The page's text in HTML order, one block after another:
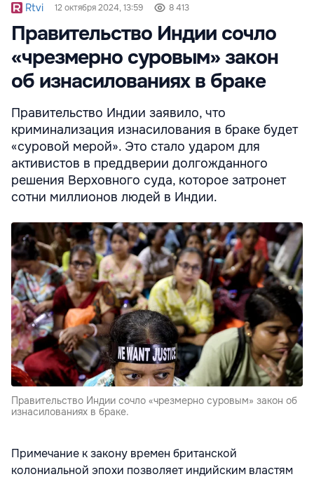
Rtvi 12 октября 2024, 13:59 8 413
Правительство Индии сочло
«чрезмерно суровым» закон
об изнасилованиях в браке
Правительство Индии заявило, что
криминализация изнасилования в браке будет
«суровой мерой». Это стало ударом для
активистов в преддверии долгожданного
решения Верховного суда, которое затронет
сотни миллионов людей в Индии.
Правительство Индии сочло «чрезмерно суровым» закон об
изнасилованиях в браке.
Примечание к закону времен британской
колониальной эпохи позволяет индийским властям